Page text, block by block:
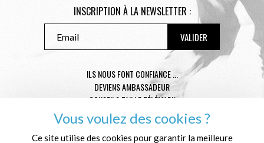
INSCRIPTION À LA NEWSLETTER :
ILS NOUS FONT CONFIANCE ...
DEVIENS AMBASSADEUR
CONSEILS TAILLE TÉLÉMARK
CONDITIONS GÉNÉRALES DE VENTE
MENTIONS LÉGALES
POLITIQUE DE CONFIDENTIALITÉ
Vous voulez des cookies ?
Ce site utilise des cookies pour garantir la meilleure